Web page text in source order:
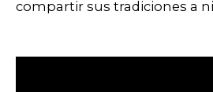
compartir sus tradiciones a